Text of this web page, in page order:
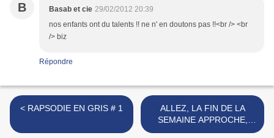
B Basab et cie 29/02/2012 20:39
nos enfants ont du talents !! ne n' en doutons pas !!<br /> <br
/> biz
Répondre
< RAPSODIE EN GRIS # 1
ALLEZ, LA FIN DE LA
SEMAINE APPROCHE,
SOUFFLONS >